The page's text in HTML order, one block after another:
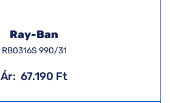
Ray-Ban
RB0316S 990/31
Ár: 67.190 Ft